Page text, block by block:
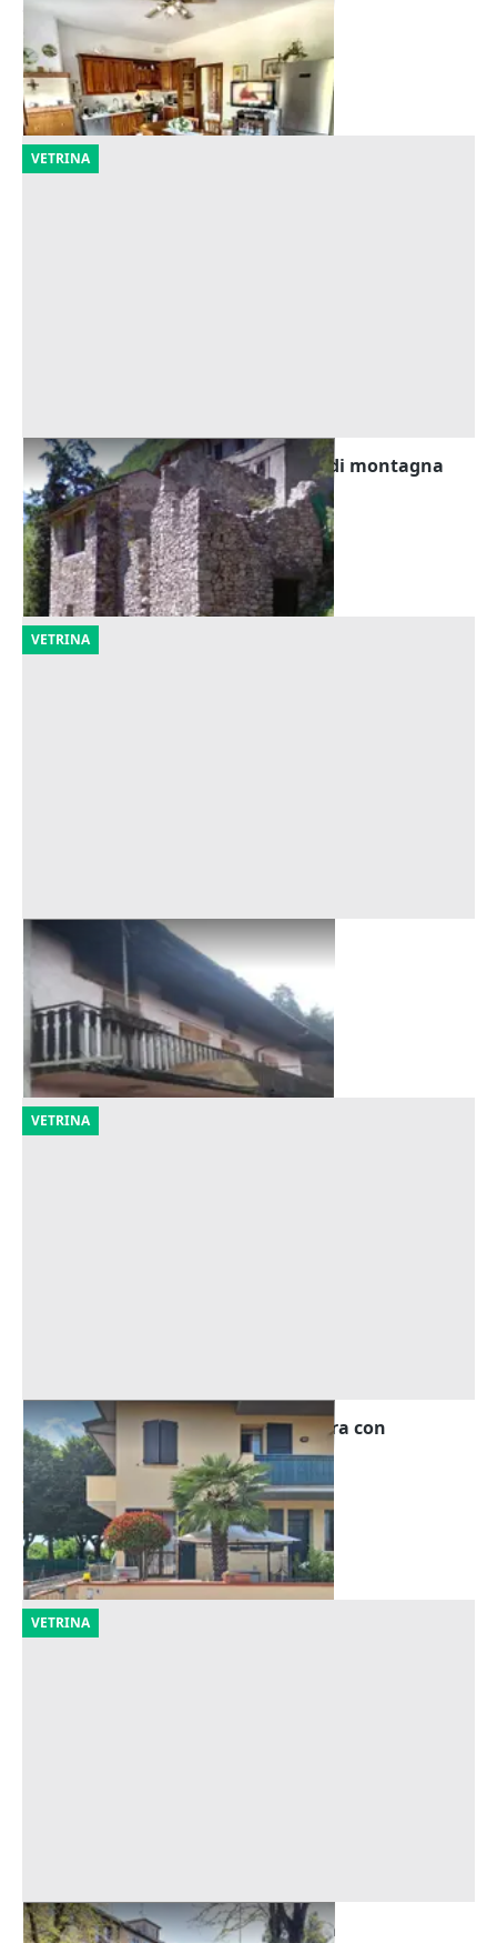
Zevio (Verona)
Offerta minima
157.296 €
29/09/2026
VETRINA
Asta Terreno con rudere su strada di montagna
Arsiero (Vicenza)
Offerta minima
3.375 €
02/10/2026
VETRINA
Asta Appartamento di tre piani
Arsiè (Belluno)
Offerta minima
12.656 €
10/09/2026
VETRINA
Asta Quota di trilocale al piano terra con
pertinenze
Sant'Agata sul Santerno (Ravenna)
Offerta minima
30.375 €
15/09/2026
VETRINA
Asta Abitazione con corte esclusiva